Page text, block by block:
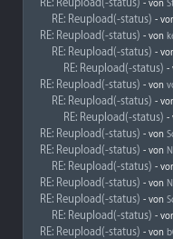
RE: Reupload(-status) - von
RE: Reupload(-status) -
RE: Reupload(-status) - von
RE: Reupload(-status) -
RE: Reupload(-status) -
RE: Reupload(-status) - von
RE: Reupload(-status) -
RE: Reupload(-status) -
RE: Reupload(-status) - von
RE: Reupload(-status) - von
RE: Reupload(-status) -
RE: Reupload(-status) - von
RE: Reupload(-status) - von
RE: Reupload(-status) -
RE: Reupload(-status) - von